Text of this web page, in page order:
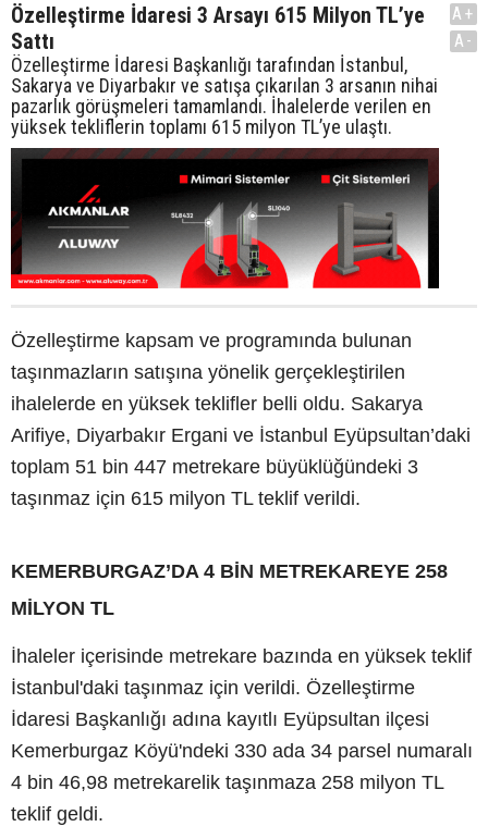
Özelleştirme İdaresi 3 Arsayı 615 Milyon TL’ye
Sattı
Özelleştirme İdaresi Başkanlığı tarafından İstanbul,
Sakarya ve Diyarbakır ve satışa çıkarılan 3 arsanın nihai
pazarlık görüşmeleri tamamlandı. İhalelerde verilen en
yüksek tekliflerin toplamı 615 milyon TL’ye ulaştı.
A+
A-
Özelleştirme kapsam ve programında bulunan
taşınmazların satışına yönelik gerçekleştirilen
ihalelerde en yüksek teklifler belli oldu. Sakarya
Arifiye, Diyarbakır Ergani ve İstanbul Eyüpsultan’daki
toplam 51 bin 447 metrekare büyüklüğündeki 3
taşınmaz için 615 milyon TL teklif verildi.
KEMERBURGAZ’DA 4 BİN METREKAREYE 258
MİLYON TL
İhaleler içerisinde metrekare bazında en yüksek teklif
İstanbul'daki taşınmaz için verildi. Özelleştirme
İdaresi Başkanlığı adına kayıtlı Eyüpsultan ilçesi
Kemerburgaz Köyü'ndeki 330 ada 34 parsel numaralı
4 bin 46,98 metrekarelik taşınmaza 258 milyon TL
teklif geldi.